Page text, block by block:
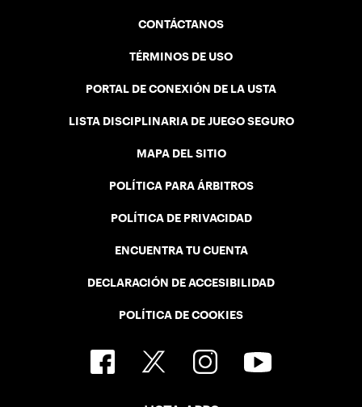
CONTÁCTANOS
TÉRMINOS DE USO
PORTAL DE CONEXIÓN DE LA USTA
LISTA DISCIPLINARIA DE JUEGO SEGURO
MAPA DEL SITIO
POLÍTICA PARA ÁRBITROS
POLÍTICA DE PRIVACIDAD
ENCUENTRA TU CUENTA
DECLARACIÓN DE ACCESIBILIDAD
POLÍTICA DE COOKIES